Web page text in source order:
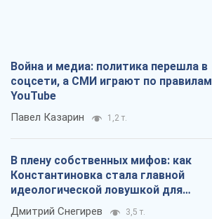
Война и медиа: политика перешла в
соцсети, а СМИ играют по правилам
YouTube
Павел Казарин 1,2 т.
В плену собственных мифов: как
Константиновка стала главной
идеологической ловушкой для
российских оккупантов
Дмитрий Снегирев 3,5 т.